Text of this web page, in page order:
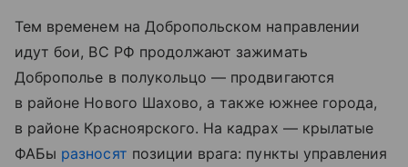
Тем временем на Добропольском направлении
идут бои, ВС РФ продолжают зажимать
Доброполье в полукольцо — продвигаются
в районе Нового Шахово, а также южнее города,
в районе Красноярского. На кадрах — крылатые
ФАБы разносят позиции врага: пункты управления